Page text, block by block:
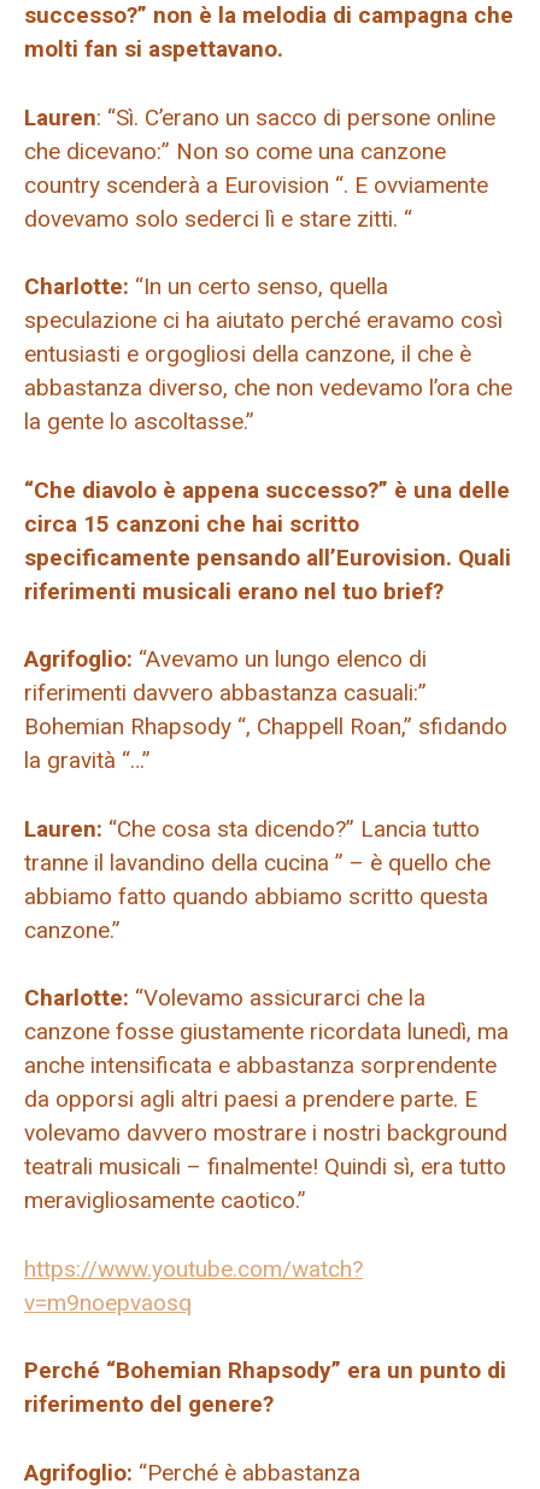
successo?” non è la melodia di campagna che
molti fan si aspettavano.
Lauren: “Sì. C’erano un sacco di persone online
che dicevano:” Non so come una canzone
country scenderà a Eurovision “. E ovviamente
dovevamo solo sederci lì e stare zitti. “
Charlotte: “In un certo senso, quella
speculazione ci ha aiutato perché eravamo così
entusiasti e orgogliosi della canzone, il che è
abbastanza diverso, che non vedevamo l’ora che
la gente lo ascoltasse.”
“Che diavolo è appena successo?” è una delle
circa 15 canzoni che hai scritto
specificamente pensando all’Eurovision. Quali
riferimenti musicali erano nel tuo brief?
Agrifoglio: “Avevamo un lungo elenco di
riferimenti davvero abbastanza casuali:”
Bohemian Rhapsody “, Chappell Roan,” sfidando
la gravità “…”
Lauren: “Che cosa sta dicendo?” Lancia tutto
tranne il lavandino della cucina ” – è quello che
abbiamo fatto quando abbiamo scritto questa
canzone.”
Charlotte: “Volevamo assicurarci che la
canzone fosse giustamente ricordata lunedì, ma
anche intensificata e abbastanza sorprendente
da opporsi agli altri paesi a prendere parte. E
volevamo davvero mostrare i nostri background
teatrali musicali – finalmente! Quindi sì, era tutto
meravigliosamente caotico.”
https://www.youtube.com/watch?
v=m9noepvaosq
Perché “Bohemian Rhapsody” era un punto di
riferimento del genere?
Agrifoglio: “Perché è abbastanza